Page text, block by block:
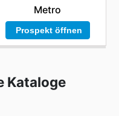
Metro
Prospekt öffnen
Kataloge